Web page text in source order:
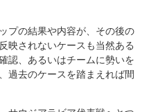
プの結果や内容が、その後の
映されないケースも当然ある
認、あるいはチームに勢いを
過去のケースを踏まえれば間